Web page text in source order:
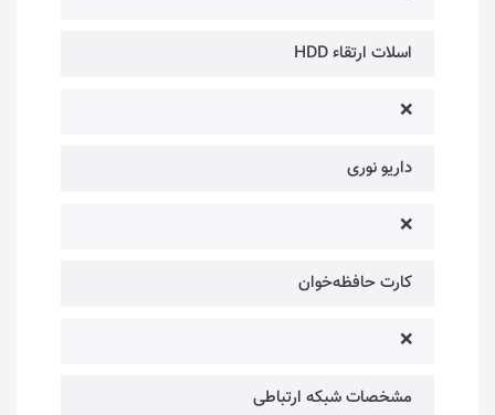
اسلات ارتقاء HDD
❌
داریو نوری
❌
کارت حافظه‌خوان
❌
مشخصات شبکه ارتباطی